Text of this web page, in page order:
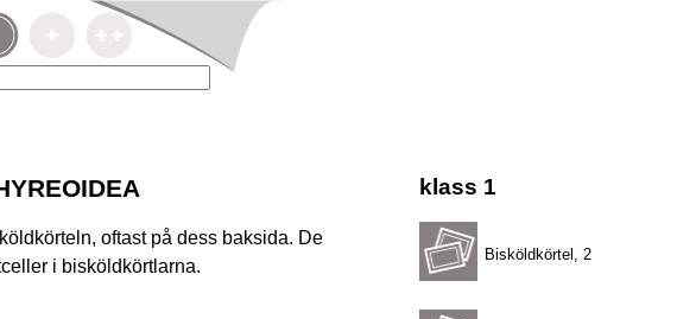
klass 1
Bisköldkörtel, 2
oftast på dess baksida. De
i bisköldkörtlarna.